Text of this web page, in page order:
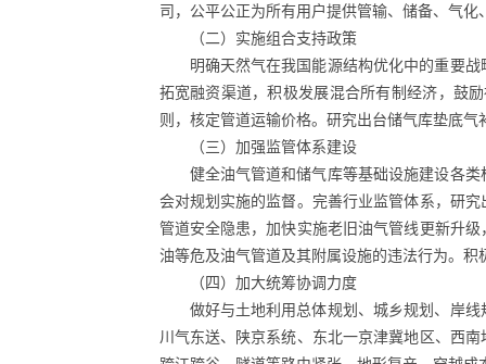
司，公平公正为所有用户提供管输、储备、气
（二）实施组合支持政策
明确天然气在我国能源结构优化中的重要
拓宽融资渠道，积极发展混合所有制经济，鼓
则，核定管道运输价格。研究出台储气库垫底
（三）加强监管体系建设
健全油气管道和储气库等基础设施建设各
会对规划实施的监督。完善行业监管体系，研
管道安全隐患，加快实施老旧油气管线更新升
油等危及油气管道及其附属设施的违法行为。
（四）加大统筹协调力度
做好与土地利用总体规划、城乡规划、岸
川气东送、陕京系统、东北一京津冀地区、西